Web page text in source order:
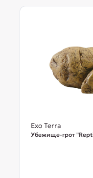
Exo Terra
Убежище-грот